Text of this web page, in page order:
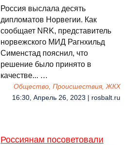
Россия выслала десять
дипломатов Норвегии. Как
сообщает NRK, представитель
норвежского МИД Рагнхильд
Сименстад пояснил, что
решение было принято в
качестве... …
Общество, Происшествия, ЖКХ
16:30, Апрель 26, 2023 | rosbalt.ru
Россиянам посоветовали